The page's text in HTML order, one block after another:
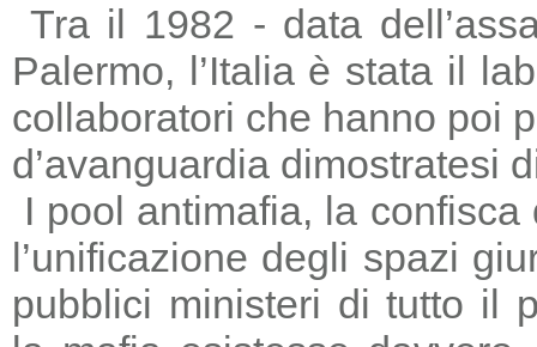
Tra il 1982 - data
Palermo, l’Italia è stata il
collaboratori che hanno poi
d’avanguardia dimostratesi
I pool antimafia, la
l’unificazione degli spazi
pubblici ministeri di tutto il